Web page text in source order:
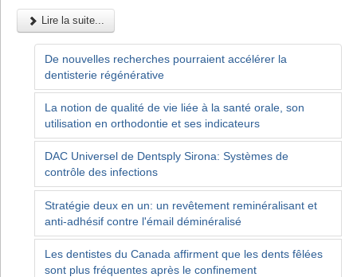
Lire la suite...
De nouvelles recherches pourraient accélérer la
dentisterie régénérative
La notion de qualité de vie liée à la santé orale, son
utilisation en orthodontie et ses indicateurs
DAC Universel de Dentsply Sirona: Systèmes de
contrôle des infections
Stratégie deux en un: un revêtement reminéralisant et
anti-adhésif contre l'émail déminéralisé
Les dentistes du Canada affirment que les dents fêlées
sont plus fréquentes après le confinement